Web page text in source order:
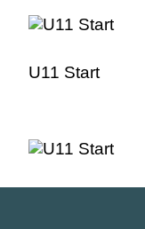
U11 Start